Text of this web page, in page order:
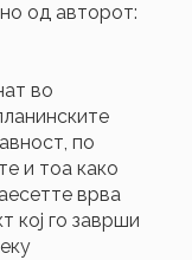
од авторот:
во
по
и тоа како
врва
кој го заврши